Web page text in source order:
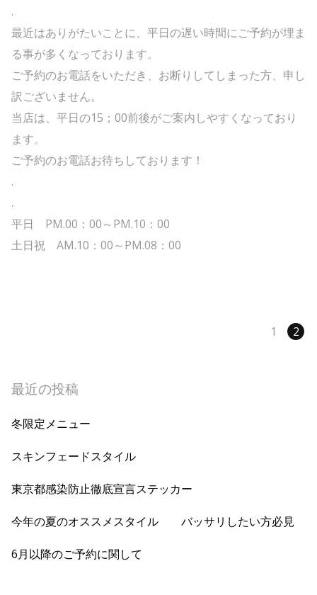
.
最近はありがたいことに、平日の遅い時間にご予約が埋ま
る事が多くなっております。
ご予約のお電話をいただき、お断りしてしまった方、申し
訳ございません。
当店は、平日の15；00前後がご案内しやすくなっており
ます。
ご予約のお電話お待ちしております！
.
.
平日 PM.00：00～PM.10：00
土日祝 AM.10：00～PM.08：00
1 2
最近の投稿
冬限定メニュー
スキンフェードスタイル
東京都感染防止徹底宣言ステッカー
今年の夏のオススメスタイル バッサリしたい方必見
6月以降のご予約に関して